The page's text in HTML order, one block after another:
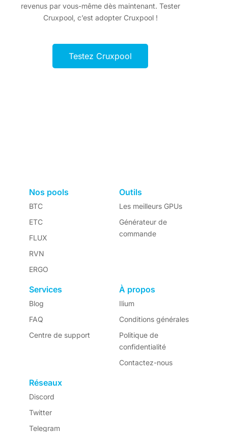
revenus par vous-même dès maintenant. Tester
Cruxpool, c’est adopter Cruxpool !
Testez Cruxpool
Nos pools
BTC
ETC
FLUX
RVN
ERGO
Outils
Les meilleurs GPUs
Générateur de
commande
Services
Blog
FAQ
Centre de support
À propos
Ilium
Conditions générales
Politique de
confidentialité
Contactez-nous
Réseaux
Discord
Twitter
Telegram